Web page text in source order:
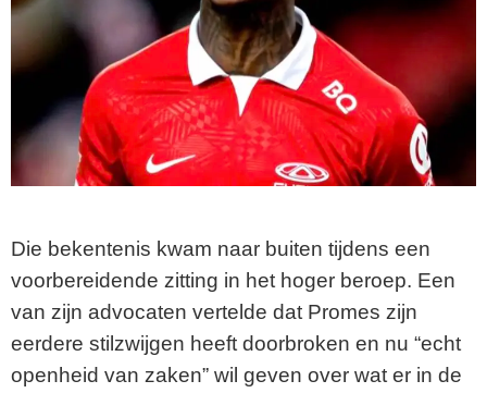
Die bekentenis kwam naar buiten tijdens een
voorbereidende zitting in het hoger beroep. Een
van zijn advocaten vertelde dat Promes zijn
eerdere stilzwijgen heeft doorbroken en nu “echt
openheid van zaken” wil geven over wat er in de